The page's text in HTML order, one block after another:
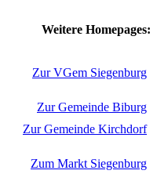
Weitere Homepages:
Zur VGem Siegenburg
Zur Gemeinde Biburg
Zur Gemeinde Kirchdorf
Zum Markt Siegenburg